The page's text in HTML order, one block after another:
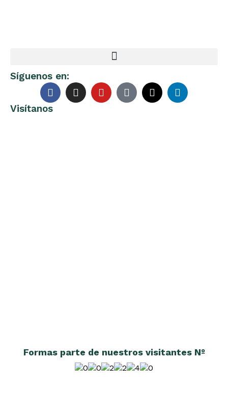
Síguenos en:
Visítanos
Formas parte de nuestros visitantes Nº